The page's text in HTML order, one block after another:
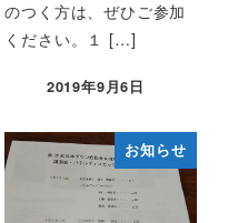
のつく方は、ぜひご参加
ください。１ […]
投稿日
2019年9月6日
お知らせ